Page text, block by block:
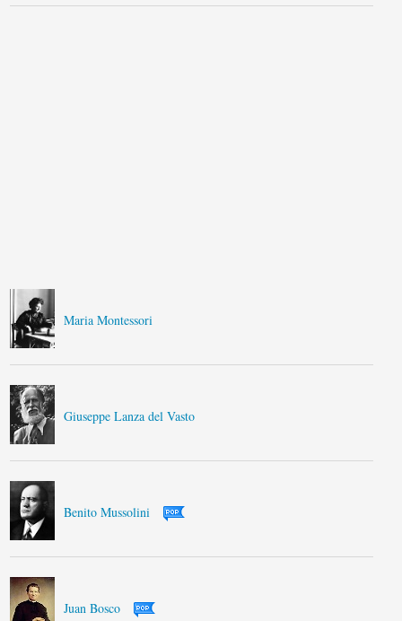
Maria Montessori
Giuseppe Lanza del Vasto
Benito Mussolini
Juan Bosco